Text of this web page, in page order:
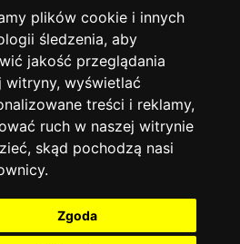
plików cookie i innych
śledzenia, aby
jakość przeglądania
witryny, wyświetlać
treści i reklamy,
ruch w naszej witrynie
skąd pochodzą nasi
Zgoda
wg Twojego rozkroju